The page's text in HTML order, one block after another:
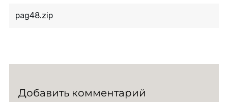
pag48.zip
Добавить комментарий